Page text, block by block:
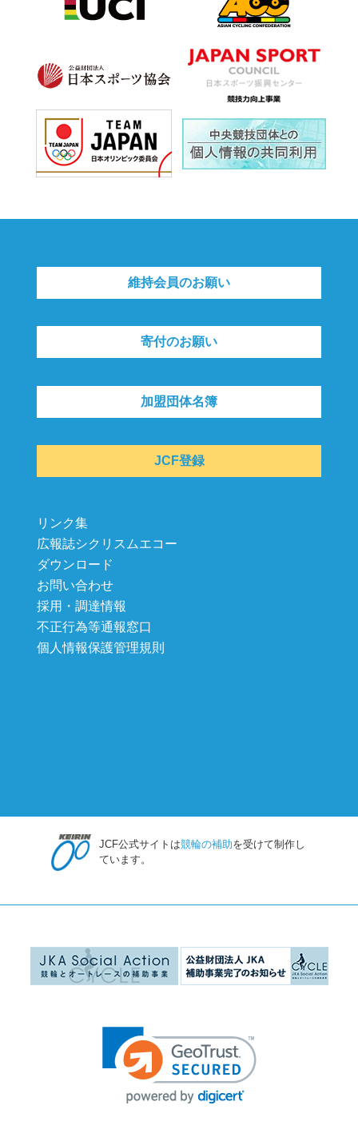
維持会員のお願い
寄付のお願い
加盟団体名簿
JCF登録
リンク集
広報誌シクリスムエコー
ダウンロード
お問い合わせ
採用・調達情報
不正行為等通報窓口
個人情報保護管理規則
JCF公式サイトは競輪の補助を受けて制作し
ています。